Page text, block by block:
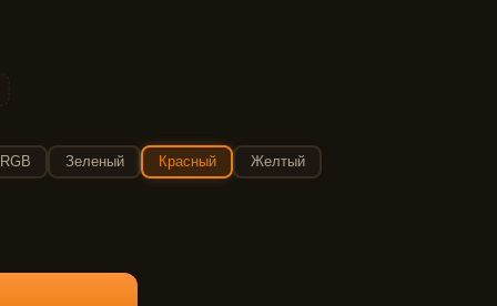
RGB Зеленый Красный Желтый